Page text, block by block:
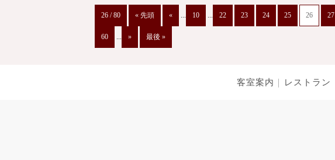
26 / 80 « 先頭 « ... 10 ... 22 23 24 25 26 27
60 ... » 最後 »
客室案内 レストラン